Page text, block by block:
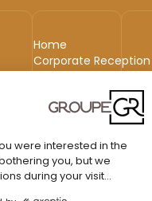
Home
Corporate Reception
Interim & Recruitment
Blog